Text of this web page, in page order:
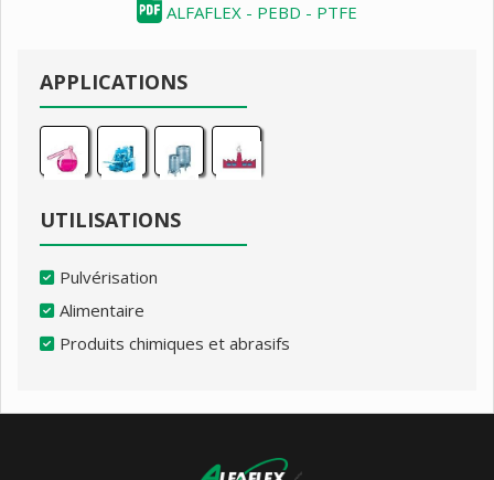
ALFAFLEX - PEBD - PTFE
APPLICATIONS
UTILISATIONS
Pulvérisation
Alimentaire
Produits chimiques et abrasifs